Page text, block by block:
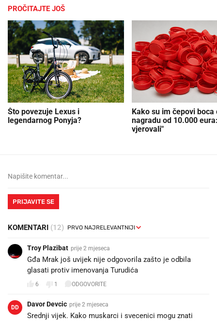
PROČITAJTE JOŠ
Što povezuje Lexus i
legendarnog Ponyja?
Kako su im čepovi boca
nagradu od 10.000
vjerovali"
PRIJAVITE SE
KOMENTARI (12)
Troy Plazibat prije 2 mjeseca
Gđa Mrak još uvijek nije odgovorila zašto je odbila
glasati protiv imenovanja Turudića
6 1 ODGOVORITE
DD Davor Devcic prije 2 mjeseca
Srednji vijek. Kako muskarci i svecenici mogu znati